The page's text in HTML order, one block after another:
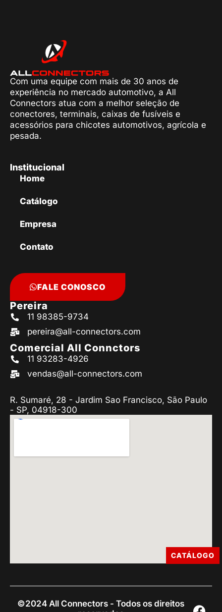
Com uma equipe com mais de 30 anos de
experiência no mercado automotivo, a All
Connectors atua com a melhor seleção de
conectores, terminais, caixas de fusíveis e
acessórios para chicotes automotivos, agrícola e
pesada.
Institucional
Home
Catálogo
Empresa
Contato
FALE CONOSCO
Pereira
11 98385-9734
pereira@all-connectors.com
Comercial All Connctors
11 93283-4926
vendas@all-connectors.com
R. Sumaré, 28 - Jardim Sao Francisco, São Paulo
- SP, 04918-300
©2024 All Connectors - Todos os direitos
CATÁLOGO